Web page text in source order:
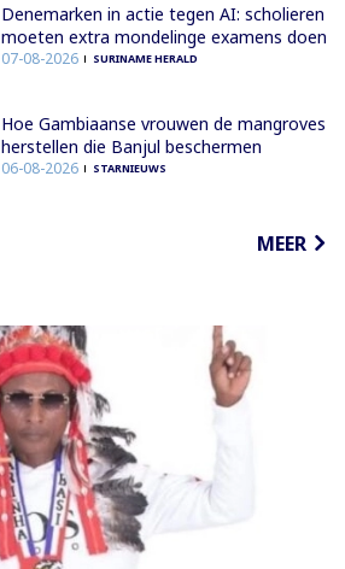
Denemarken in actie tegen AI: scholieren
moeten extra mondelinge examens doen
07-08-2026 SURINAME HERALD
Hoe Gambiaanse vrouwen de mangroves
herstellen die Banjul beschermen
06-08-2026 STARNIEUWS
MEER